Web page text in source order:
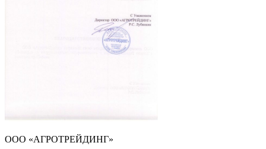
ООО «АГРОТРЕЙДИНГ»